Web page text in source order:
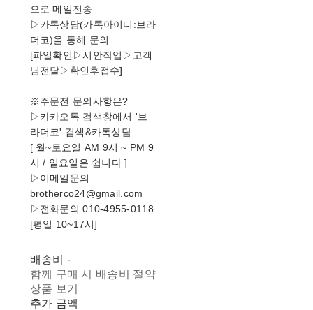
으로 메일전송
▷카톡상담(카톡아이디:브라
더코)을 통해 문의
[파일확인▷시안작업▷고객
님전달▷확인후접수]
※주문전 문의사항은?
▷카카오톡 검색창에서 '브
라더코' 검색&카톡상담
[ 월~토요일 AM 9시 ~ PM 9
시 / 일요일은 쉽니다 ]
▷이메일문의
brotherco24@gmail.com
▷전화문의 010-4955-0118
[평일 10~17시]
배송비 -
함께 구매 시 배송비 절약
상품 보기
추가 금액